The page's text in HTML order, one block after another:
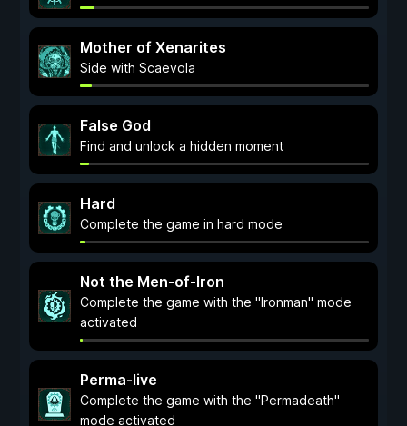
Mother of Xenarites
Side with Scaevola
False God
Find and unlock a hidden moment
Hard
Complete the game in hard mode
Not the Men-of-Iron
Complete the game with the "Ironman" mode
activated
Perma-live
Complete the game with the "Permadeath"
mode activated